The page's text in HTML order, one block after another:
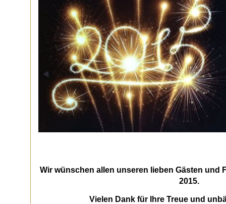
Wir wünschen allen unseren lieben Gästen und
2015.
Vielen Dank für Ihre Treue und